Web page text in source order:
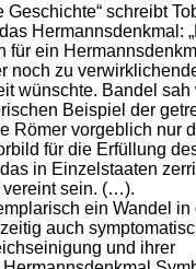
Geschichte“ schreibt
Hermannsdenkmal:
für ein
noch zu
wünschte. Bandel sah
Beispiel der
Römer vorgeblich nur
für die Erfüllung
in Einzelstaaten
vereint sein. (…).
ein Wandel in
auch
und ihrer